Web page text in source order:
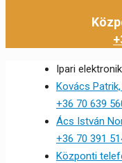
Ipari
Kovács
+36 70 639
Ács István
+36 70 391
Központi